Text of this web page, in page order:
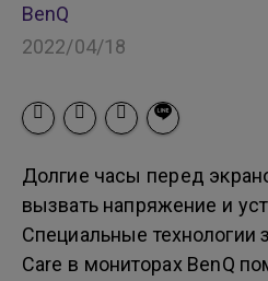
BenQ
2022/04/18
Долгие часы перед
вызвать напряжение и
Специальные технологии
Care в мониторах BenQ